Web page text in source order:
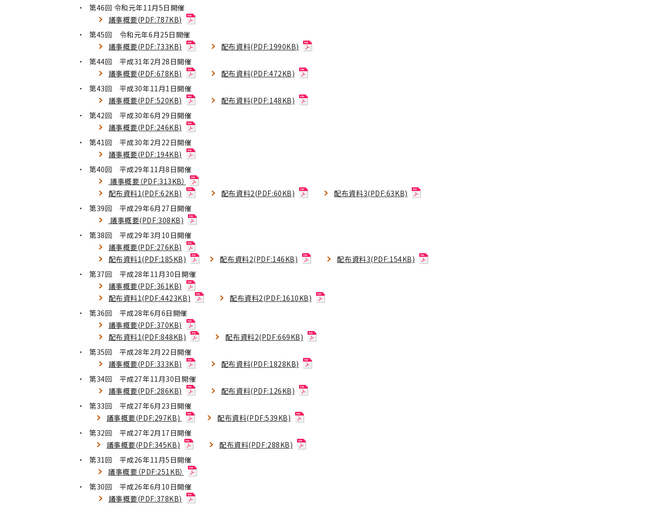
第46回 令和元年11月5日開催
議事概要(PDF:787KB)
第45回 令和元年6月25日開催
議事概要(PDF:733KB)
配布資料(PDF:1990KB)
第44回 平成31年2月28日開催
議事概要(PDF:678KB)
配布資料(PDF:472KB)
第43回 平成30年11月1日開催
議事概要(PDF:520KB)
配布資料(PDF:148KB)
第42回 平成30年6月29日開催
議事概要(PDF:246KB)
第41回 平成30年2月22日開催
議事概要(PDF:194KB)
第40回 平成29年11月8日開催
議事概要（PDF:313KB）
配布資料1(PDF:62KB)
配布資料2(PDF:60KB)
配布資料3(PDF:63KB)
第39回 平成29年6月27日開催
議事概要(PDF:308KB)
第38回 平成29年3月10日開催
議事概要(PDF:276KB)
配布資料1(PDF:185KB)
配布資料2(PDF:146KB)
配布資料3(PDF:154KB)
第37回 平成28年11月30日開催
議事概要(PDF:361KB)
配布資料1(PDF:4423KB)
配布資料2(PDF:1610KB)
第36回 平成28年6月6日開催
議事概要(PDF:370KB)
配布資料1(PDF:848KB)
配布資料2(PDF:669KB)
第35回 平成28年2月22日開催
議事概要(PDF:333KB)
配布資料(PDF:1828KB)
第34回 平成27年11月30日開催
議事概要(PDF:286KB)
配布資料(PDF:126KB)
第33回 平成27年6月23日開催
議事概要(PDF:297KB)
配布資料(PDF:539KB)
第32回 平成27年2月17日開催
議事概要(PDF:345KB)
配布資料(PDF:288KB)
第31回 平成26年11月5日開催
議事概要（PDF:251KB）
第30回 平成26年6月10日開催
議事概要(PDF:378KB)